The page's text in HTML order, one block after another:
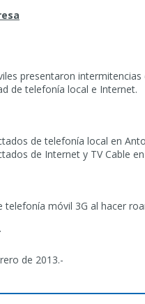
presentaron
de telefonía local e Internet.
de telefonía local en
de Internet y TV Cable
telefonía móvil 3G al hacer
.
de 2013.-